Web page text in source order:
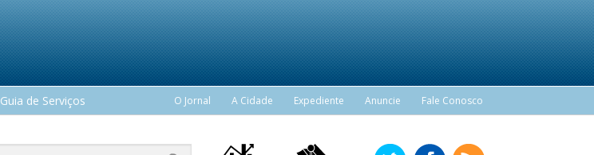
Guia de Serviços
O Jornal A Cidade Expediente Anuncie Fale Conosco